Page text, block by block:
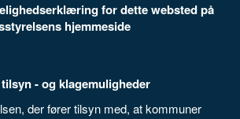
for dette websted på
hjemmeside
- og klagemuligheder
der fører tilsyn med, at kommuner